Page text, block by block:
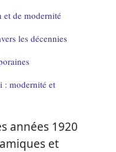
et de modernité
les décennies
: modernité et
années 1920
et